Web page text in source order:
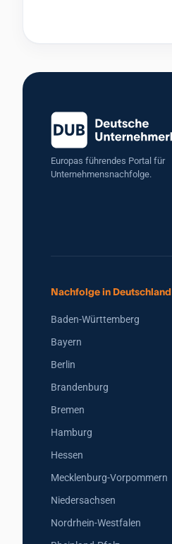
Europas führendes Portal für
Unternehmensnachfolge.
Nachfolge in Deutschland
Baden-Württemberg
Bayern
Berlin
Brandenburg
Bremen
Hamburg
Hessen
Mecklenburg-Vorpommern
Niedersachsen
Nordrhein-Westfalen